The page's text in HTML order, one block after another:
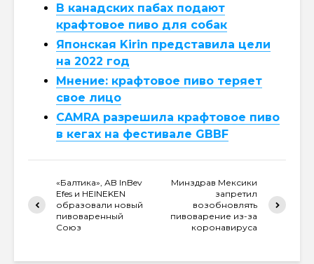
В канадских пабах подают
крафтовое пиво для собак
Японская Kirin представила цели
на 2022 год
Мнение: крафтовое пиво теряет
свое лицо
CAMRA разрешила крафтовое пиво
в кегах на фестивале GBBF
«Балтика», АB InBev
Efes и HEINEKEN
образовали новый
пивоваренный
Союз
Минздрав Мексики
запретил
возобновлять
пивоварение из-за
коронавируса